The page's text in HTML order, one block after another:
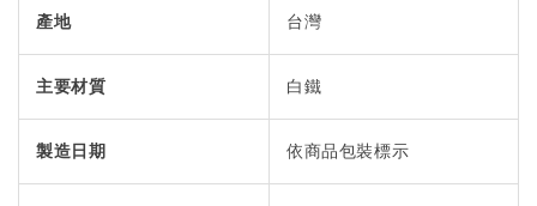
產地 台灣
主要材質 白鐵
製造日期 依商品包裝標示